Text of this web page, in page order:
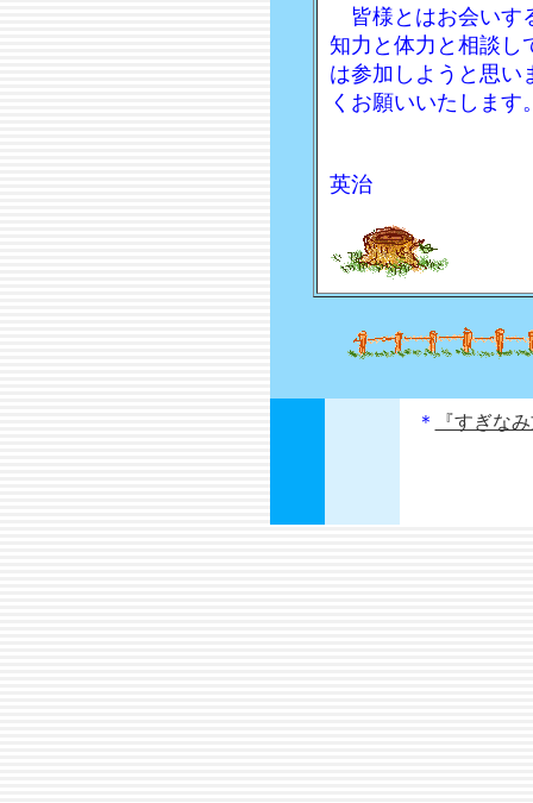
皆様とはお会いす
知力と体力と相談し
は参加しようと思い
くお願いいたし
英治
＊ 『すぎな